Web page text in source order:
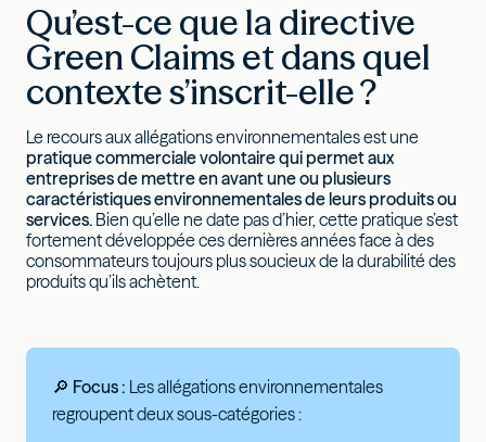
Qu’est-ce que la directive
Green Claims et dans quel
contexte s’inscrit-elle ?
Le recours aux allégations environnementales est une
pratique commerciale volontaire qui permet aux
entreprises de mettre en avant une ou plusieurs
caractéristiques environnementales de leurs produits ou
services. Bien qu’elle ne date pas d’hier, cette pratique s’est
fortement développée ces dernières années face à des
consommateurs toujours plus soucieux de la durabilité des
produits qu’ils achètent.
🔎 Focus : Les allégations environnementales
regroupent deux sous-catégories :